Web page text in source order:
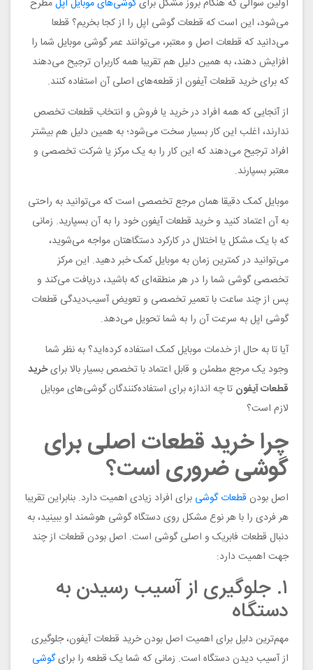
اولین سوالی که هنگام بروز مشکل برایگوشی‌های موبایل اپلمطرح
می‌شود، این است که قطعات گوشی اپل را از کجا بخریم؟ قطعا
می‌دانید که قطعات اصل و معتبر، می‌توانند عمر گوشی‌ موبایل شما را
افزایش دهند، به همین دلیل هم تقریبا همه کاربران ترجیح می‌دهند
که برای خرید قطعات آیفون از قطعه‌های اصلی آن استفاده کنند.
از آنجایی که همه افراد در خرید یا فروش و انتخاب قطعات تخصص
ندارند، اغلب این کار بسیار سخت می‌شود؛ به همین دلیل هم بیشتر
افراد ترجیح می‌دهند که این کار را به یک مرکز یا شرکت تخصصی و
معتبر بسپارند.
موبایل کمک دقیقا همان مرجع تخصصی است که می‌توانید به راحتی
به آن اعتماد کنید و خرید قطعات آیفون خود را به آن بسپارید. زمانی
که با یک مشکل یا اختلال در کارکرد دستگاهتان مواجه می‌شوید،
می‌توانید در کمترین زمان به موبایل کمک خبر دهید. این مرکز
تخصصی گوشی شما را در هر منطقه‌ای که باشید، دریافت می‌کند و
پس از چند ساعت با تعمیر تخصصی و تعویض آسیب‌دیدگی قطعات
گوشی اپل به سرعت آن را به شما تحویل می‌دهد.
آیا تا به حال از خدمات موبایل کمک استفاده کرده‌اید؟ به نظر شما
وجود یک مرجع مطمئن و قابل اعتماد با تخصص بسیار بالا برایخرید
قطعات آیفون تا چه اندازه برای استفاده‌کنندگان گوشی‌های موبایل
لازم است؟
چرا خرید قطعات اصلی برای
گوشی ضروری است؟
اصل بودن قطعات گوشی برای افراد زیادی اهمیت دارد. بنابراین تقریبا
هر فردی را با هر نوع مشکل روی دستگاه گوشی هوشمند او ببینید، به
دنبال قطعات فابریک و اصلی گوشی است. اصل بودن قطعات از چند
جهت اهمیت دارد:
۱. جلوگیری از آسیب رسیدن به
دستگاه
مهم‌ترین دلیل برای اهمیت اصل بودن خرید قطعات آیفون، جلوگیری
از آسیب دیدن دستگاه است. زمانی که شما یک قطعه را برایگوشی